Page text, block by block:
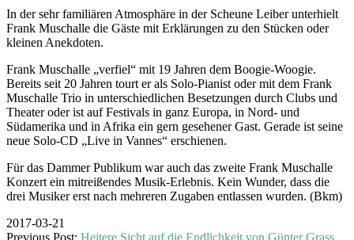
In der sehr familiären Atmosphäre in der Scheune Leiber unterhielt
Frank Muschalle die Gäste mit Erklärungen zu den Stücken oder
kleinen Anekdoten.
Frank Muschalle „verfiel“ mit 19 Jahren dem Boogie-Woogie.
Bereits seit 20 Jahren tourt er als Solo-Pianist oder mit dem Frank
Muschalle Trio in unterschiedlichen Besetzungen durch Clubs und
Theater oder ist auf Festivals in ganz Europa, in Nord- und
Südamerika und in Afrika ein gern gesehener Gast. Gerade ist seine
neue Solo-CD „Live in Vannes“ erschienen.
Für das Dammer Publikum war auch das zweite Frank Muschalle
Konzert ein mitreißendes Musik-Erlebnis. Kein Wunder, dass die
drei Musiker erst nach mehreren Zugaben entlassen wurden. (Bkm)
2017-03-21
Previous Post: Heitere Sicht auf die Endlichkeit von Günter Grass